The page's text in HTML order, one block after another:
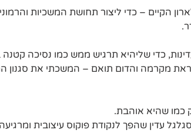
הקיים – כדי ליצור תחושת המשכיות
כדי שליהיא תרגיש ממש כמו נסיכה
מקרמה והדום תואם – המשכתי את סגנון
כמו שהיא אוהבת.
עדין שהפך לנקודת פוקוס עיצובית